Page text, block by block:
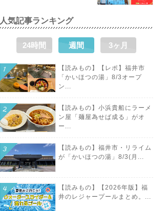
人気記事ランキング
24時間 週間 3ヶ月
【読みもの】【レポ】福井市
「かいほつの湯」8/3オープ
ン...
【読みもの】小浜貴船にラーメ
ン屋「麺屋為せば成る」がオ
ー...
【読みもの】福井市・リライム
が「かいほつの湯」8/3(月...
【読みもの】【2026年版】福
井のレジャープールまとめ。...